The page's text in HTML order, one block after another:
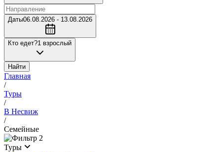
Даты06.08.2026 - 13.08.2026
Кто едет?1 взрослый
Найти
Главная
/
Туры
/
В Несвиж
/
Семейные
2
Туры